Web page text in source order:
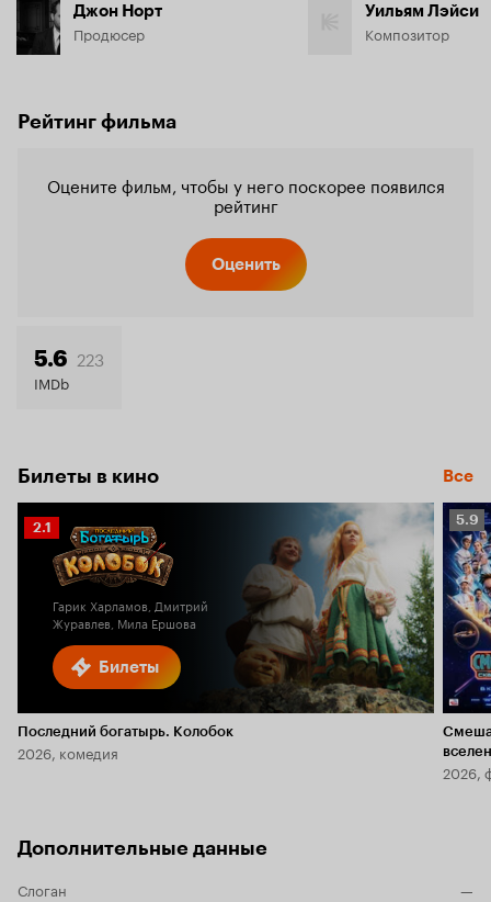
Джон Норт
Продюсер
Уильям Лэйси
Композитор
Рейтинг фильма
Оцените фильм, чтобы у него поскорее появился
рейтинг
Оценить
5.6 223
IMDb
Билеты в кино Все
Билеты
Рейтинг
Кинопоиска
2.1
Гарик Харламов, Дмитрий
Журавлев, Мила Ершова
Последний богатырь. Колобок
2026, комедия
5.9
5.9
2026,
Дополнительные данные
Слоган
—